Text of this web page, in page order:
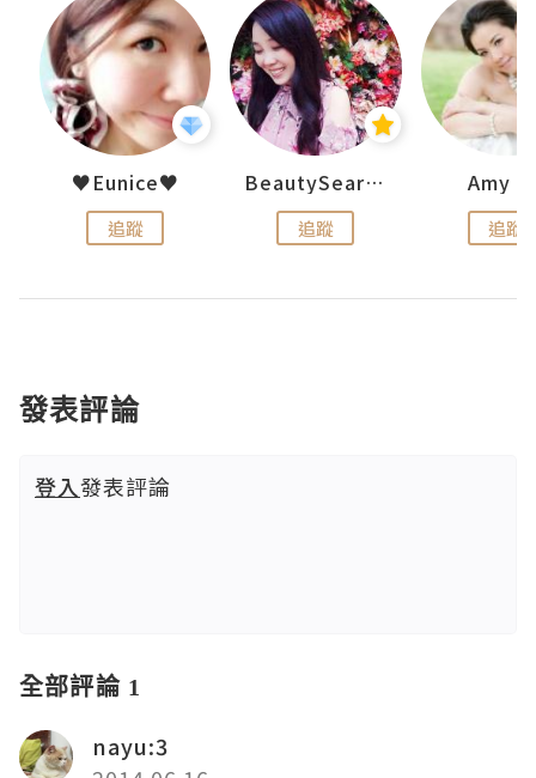
♥Eunice♥
追蹤
BeautySearch
追蹤
Amy
追蹤
發表評論
登入發表評論
全部評論 1
nayu:3